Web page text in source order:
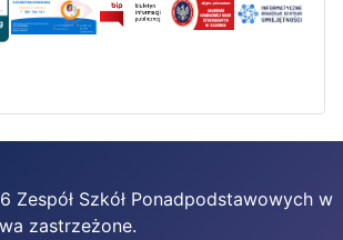
Szkół Ponadpodstawowych w
zastrzeżone.